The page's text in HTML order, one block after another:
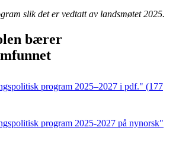
slik det er vedtatt av landsmøtet 2025.
bærer
program 2025–2027 i pdf. (177
program 2025-2027 på nynorsk